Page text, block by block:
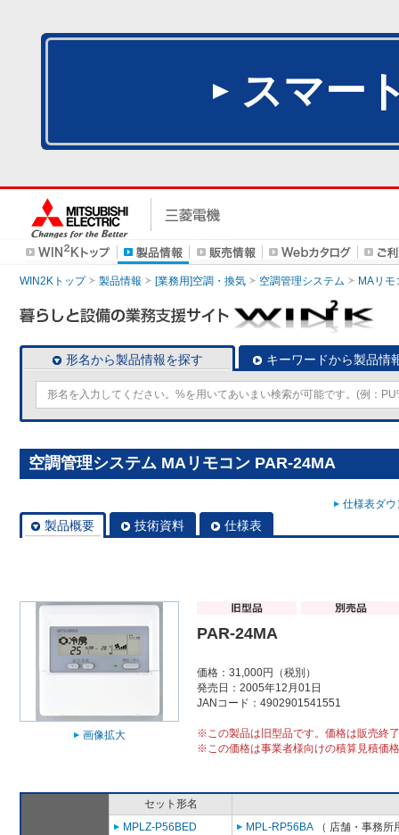
スマー
WIN2Kトップ 製品情報 [業務用]空調・換気 空調管理システム MAリモ
形名から製品情報を探す キーワードから製品情
空調管理システム MAリモコン PAR-24MA
仕様表ダ
製品概要 技術資料 仕様表
画像拡大
PAR-24MA
価格：31,000円（税別）
発売日：2005年12月01日
JANコード：4902901541551
※この製品は旧型品です。価格は販売終
※この価格は事業者様向けの積算見積価
セット形名
MPLZ-P56BED
MPL-RP56BA （ 店舗・事務